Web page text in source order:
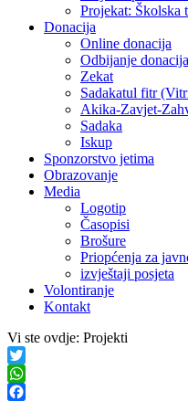
Projekat: Školska
Donacija
Online donacija
Odbijanje
Zekat
Sadakatul fitr
Akika-Zavjet-
Sadaka
Iskup
Sponzorstvo jetima
Obrazovanje
Media
Logotip
Časopisi
Brošure
Priopćenja za
izvještaji posjeta
Volontiranje
Kontakt
Vi ste ovdje: Projekti
Twitter
WhatsApp